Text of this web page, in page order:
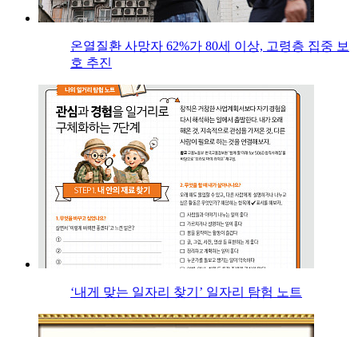
온열질환 사망자 62%가 80세 이상, 고령층 집중 보
호 추진
‘내게 맞는 일자리 찾기’ 일자리 탐험 노트